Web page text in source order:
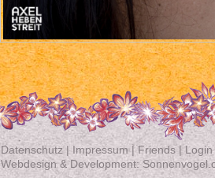
Datenschutz | Impressum|Friends|Login
Webdesign & Development: